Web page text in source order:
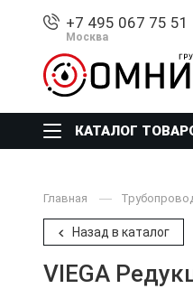
+7 495 067 75 51
Москва
КАТАЛОГ
Главная
Назад в каталог
VIEGA